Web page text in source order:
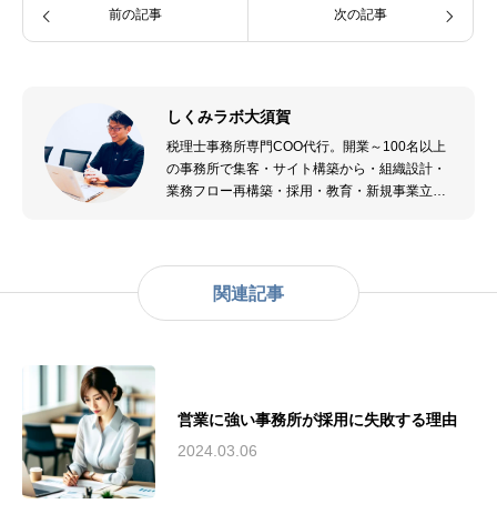
前の記事 次の記事
しくみラボ大須賀
税理士事務所専門COO代行。開業～100名以上
の事務所で集客・サイト構築から・組織設計・
業務フロー再構築・採用・教育・新規事業立ち
関連記事
営業に強い事務所が採用に失敗する理由
2024.03.06